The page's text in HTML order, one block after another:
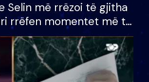
Selin më rrëzoi të gjitha
rrëfen momentet më të
e BB VIP: Do më
e mëngjesit kur…